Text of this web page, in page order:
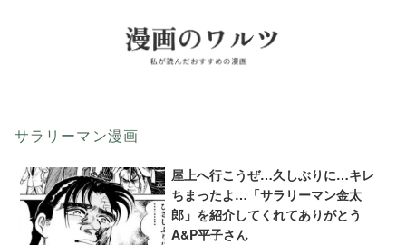
サラリーマン漫画
屋上へ行こうぜ…久しぶりに…キレ
ちまったよ…「サラリーマン金太
郎」を紹介してくれてありがとう
A&P平子さん